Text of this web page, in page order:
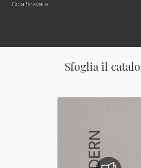
Gola Scavata
Sfoglia il